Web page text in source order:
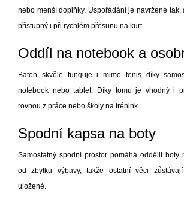
nebo menší doplňky. Uspořádání je navržené tak,
přístupný i při rychlém přesunu na kurt.
Oddíl na notebook a
Batoh skvěle funguje i mimo tenis díky
notebook nebo tablet. Díky tomu je vhodný i
rovnou z práce nebo školy na trénink.
Spodní kapsa na boty
Samostatný spodní prostor pomáhá oddělit boty
od zbytku výbavy, takže ostatní věci
uložené.